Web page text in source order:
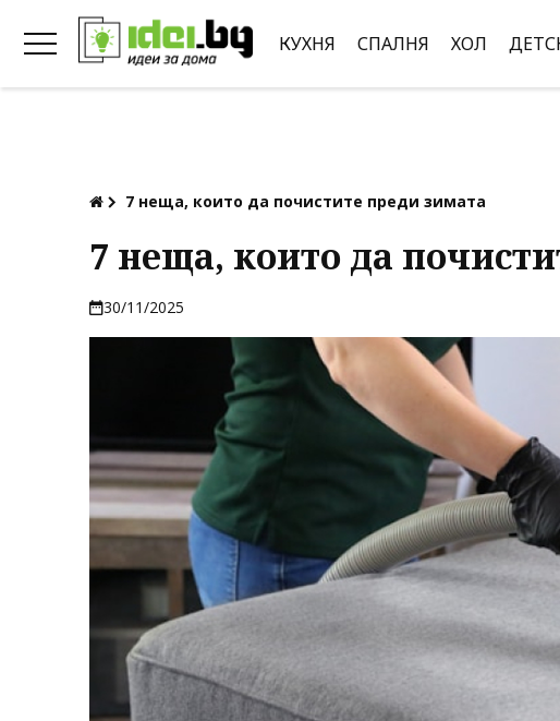
КУХНЯ СПАЛНЯ ХОЛ
7 неща, които да почистите преди зимата
7 неща, които да
30/11/2025